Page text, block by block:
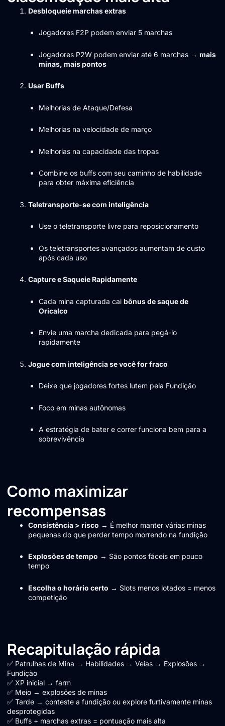
Desbloqueie marchas extras
Jogadores F2P podem enviar 5 marchas
Jogadores P2W podem enviar até 6 marchas → mais
minas, mais pontos
Usar Buffs
Melhorias de Ataque/Defesa
Melhorias na velocidade de março
Melhorias na capacidade das tropas
Combine os buffs com seu caminho de habilidade
para obter máxima eficiência
Teletransporte-se com inteligência
Use o teletransporte livre para reposicionamento
Os teletransportes avançados aumentam de custo
após cada uso
Capture e Saqueie Rapidamente
Cada mina capturada cai bônus de saque de
Oricalco
Envie uma marcha dedicada para pegá-lo
rapidamente
Jogue com inteligência se você for fraco
Deixe que jogadores fortes lutem pela Fundição
Foco em minas autônomas
A estratégia de bater e correr funciona bem para a
sobrevivência
Como maximizar
recompensas
Consistência > risco → É melhor manter várias minas
pequenas do que perder tempo morrendo na fundição
Explosões de tempo → São pontos fáceis em pouco
tempo
Escolha o horário certo → Slots menos lotados = menos
competição
Recapitulação rápida
✅ Patrulhas de Mina → Habilidades → Veias → Explosões →
Fundição
✅ XP inicial → farm
✅ Meio → explosões de minas
✅ Tarde → conteste a fundição ou explore furtivamente minas
desprotegidas
✅ Buffs + marchas extras = pontuação mais alta